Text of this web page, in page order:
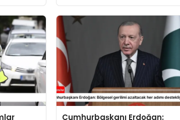
Cumhurbaşkanı Erdoğan: